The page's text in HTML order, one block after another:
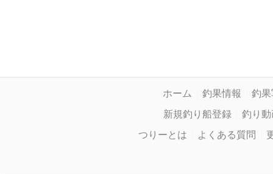
ホーム 釣果情報
釣
新規釣り船登録
釣り動
つりーとは
よくある質問